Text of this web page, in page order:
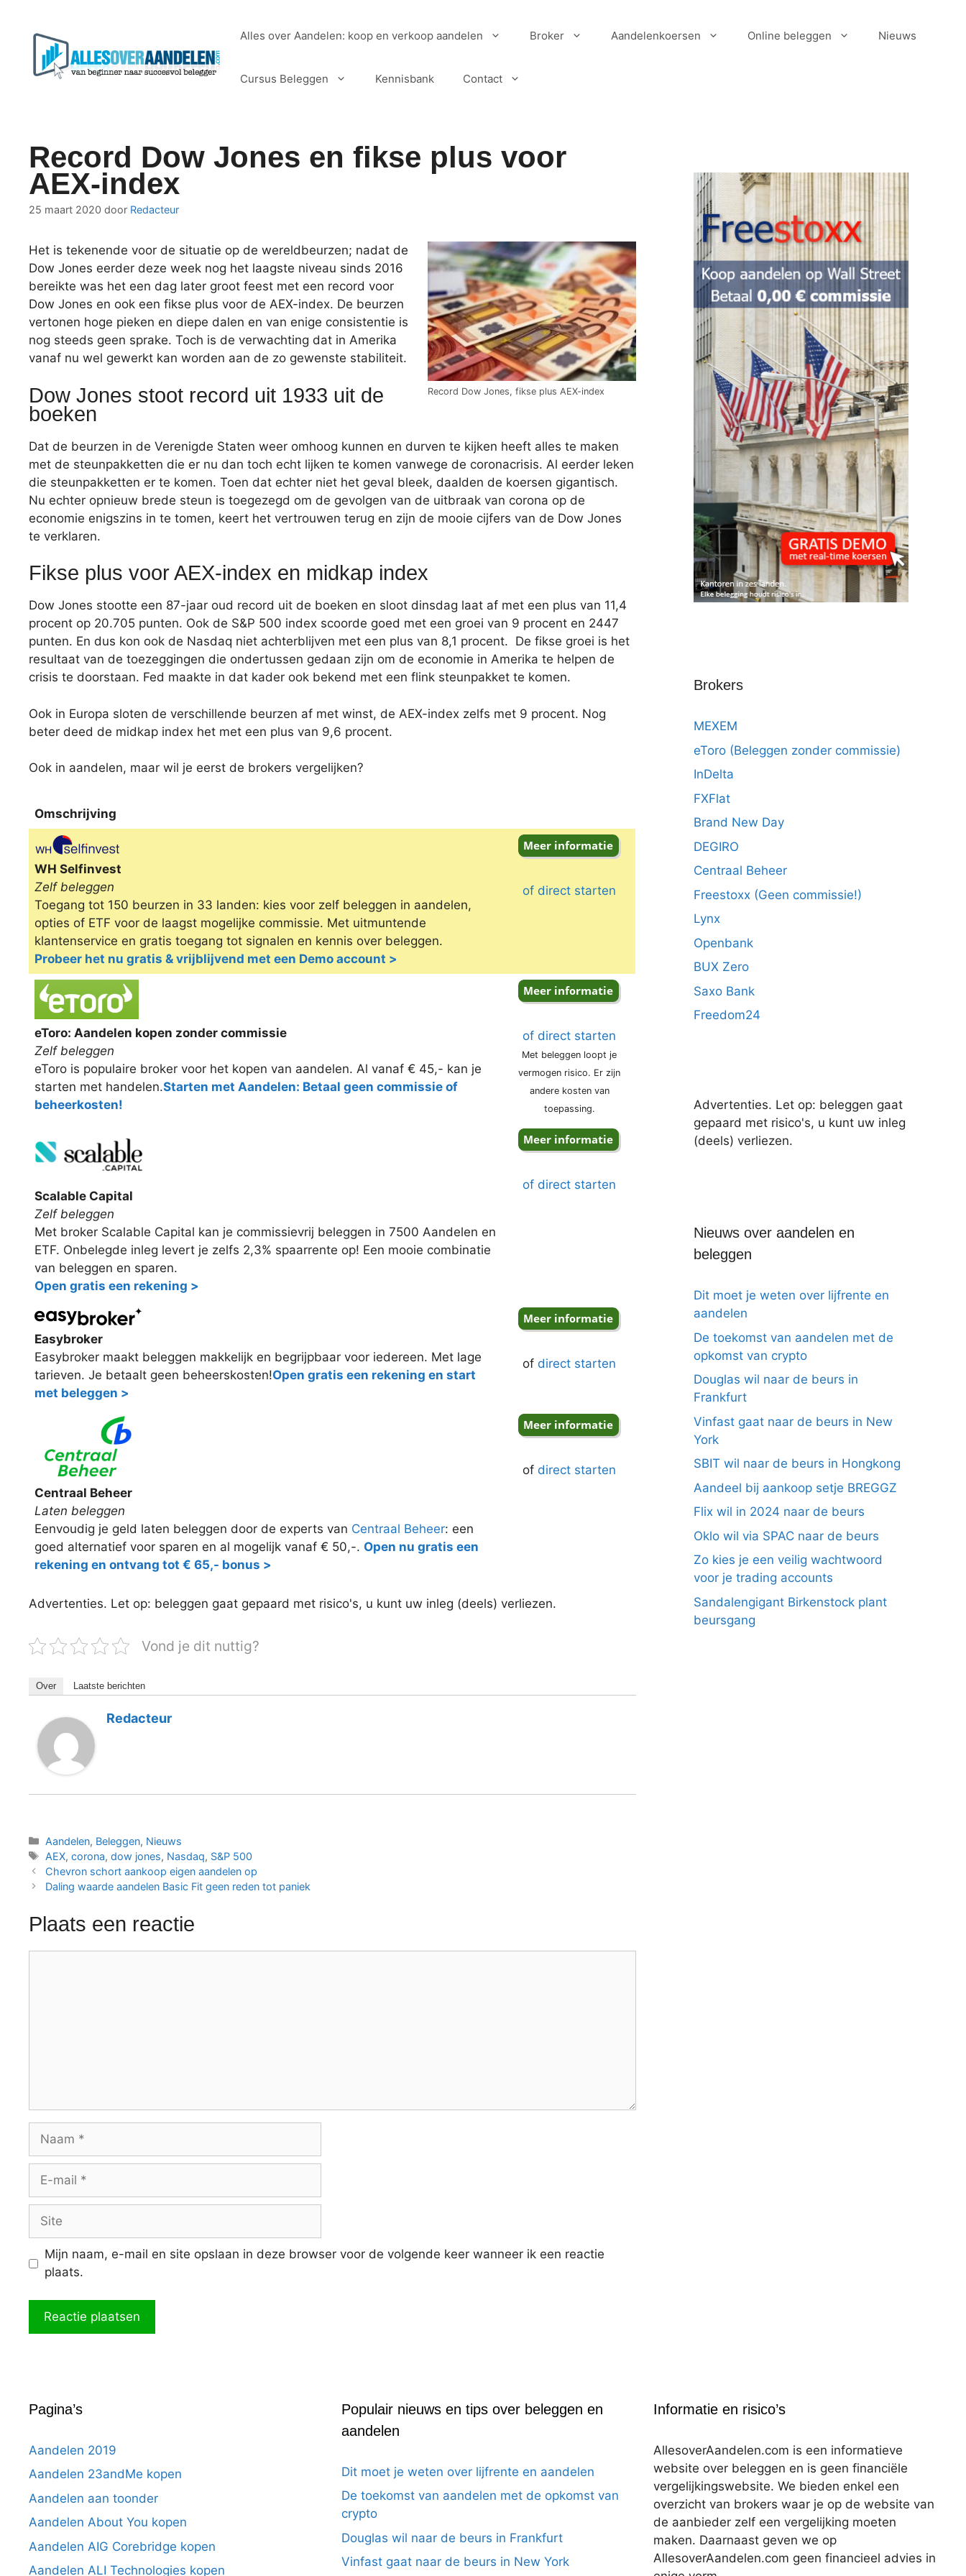
Alles over Aandelen: koop en verkoop aandelen Broker Aandelenkoersen Online beleggen Nieuws
Cursus Beleggen Kennisbank Contact
Record Dow Jones en fikse plus voor
AEX-index
25 maart 2020 door Redacteur
Record Dow Jones, fikse plus AEX-index
Het is tekenende voor de situatie op de wereldbeurzen; nadat de
Dow Jones eerder deze week nog het laagste niveau sinds 2016
bereikte was het een dag later groot feest met een record voor
Dow Jones en ook een fikse plus voor de AEX-index. De beurzen
vertonen hoge pieken en diepe dalen en van enige consistentie is
nog steeds geen sprake. Toch is de verwachting dat in Amerika
vanaf nu wel gewerkt kan worden aan de zo gewenste stabiliteit.
Dow Jones stoot record uit 1933 uit de
boeken
Dat de beurzen in de Verenigde Staten weer omhoog kunnen en durven te kijken heeft alles te maken
met de steunpakketten die er nu dan toch echt lijken te komen vanwege de coronacrisis. Al eerder leken
die steunpakketten er te komen. Toen dat echter niet het geval bleek, daalden de koersen gigantisch.
Nu echter opnieuw brede steun is toegezegd om de gevolgen van de uitbraak van corona op de
economie enigszins in te tomen, keert het vertrouwen terug en zijn de mooie cijfers van de Dow Jones
te verklaren.
Fikse plus voor AEX-index en midkap index
Dow Jones stootte een 87-jaar oud record uit de boeken en sloot dinsdag laat af met een plus van 11,4
procent op 20.705 punten. Ook de S&P 500 index scoorde goed met een groei van 9 procent en 2447
punten. En dus kon ook de Nasdaq niet achterblijven met een plus van 8,1 procent. De fikse groei is het
resultaat van de toezeggingen die ondertussen gedaan zijn om de economie in Amerika te helpen de
crisis te doorstaan. Fed maakte in dat kader ook bekend met een flink steunpakket te komen.
Ook in Europa sloten de verschillende beurzen af met winst, de AEX-index zelfs met 9 procent. Nog
beter deed de midkap index het met een plus van 9,6 procent.
Ook in aandelen, maar wil je eerst de brokers vergelijken?
Omschrijving
Omschrijving
WH Selfinvest
Zelf beleggen
Toegang tot 150 beurzen in 33 landen: kies voor zelf beleggen in aandelen,
opties of ETF voor de laagst mogelijke commissie. Met uitmuntende
klantenservice en gratis toegang tot signalen en kennis over beleggen.
Probeer het nu gratis & vrijblijvend met een Demo account >
of direct starten
eToro: Aandelen kopen zonder commissie
Zelf beleggen
eToro is populaire broker voor het kopen van aandelen. Al vanaf € 45,- kan je
starten met handelen.Starten met Aandelen: Betaal geen commissie of
beheerkosten!
of direct starten
Met beleggen loopt je
vermogen risico. Er zijn
andere kosten van
toepassing.
Scalable Capital
Zelf beleggen
Met broker Scalable Capital kan je commissievrij beleggen in 7500 Aandelen en
ETF. Onbelegde inleg levert je zelfs 2,3% spaarrente op! Een mooie combinatie
van beleggen en sparen.
Open gratis een rekening >
of direct starten
Easybroker
Easybroker maakt beleggen makkelijk en begrijpbaar voor iedereen. Met lage
tarieven. Je betaalt geen beheerskosten!Open gratis een rekening en start
met beleggen >
of direct starten
Centraal Beheer
Laten beleggen
Eenvoudig je geld laten beleggen door de experts van Centraal Beheer: een
goed alternatief voor sparen en al mogelijk vanaf € 50,-. Open nu gratis een
rekening en ontvang tot € 65,- bonus >
of direct starten
Advertenties. Let op: beleggen gaat gepaard met risico's, u kunt uw inleg (deels) verliezen.
Vond je dit nuttig?
Over Laatste berichten
Redacteur
Categorieën
Aandelen, Beleggen, Nieuws
Tags
AEX,corona,dow jones, Nasdaq, S&P 500
Chevron schort aankoop eigen aandelen op
Daling waarde aandelen Basic Fit geen reden tot paniek
Plaats een reactie
Naam
Site
Mijn naam, e-mail en site opslaan in deze browser voor de volgende keer wanneer ik een reactie
plaats.
Brokers
MEXEM
eToro (Beleggen zonder commissie)
InDelta
FXFlat
Brand New Day
DEGIRO
Centraal Beheer
Freestoxx (Geen commissie!)
Lynx
Openbank
BUX Zero
Saxo Bank
Freedom24
Advertenties. Let op: beleggen gaat
gepaard met risico's, u kunt uw inleg
(deels) verliezen.
Nieuws over aandelen en
beleggen
Dit moet je weten over lijfrente en
aandelen
De toekomst van aandelen met de
opkomst van crypto
Douglas wil naar de beurs in
Frankfurt
Vinfast gaat naar de beurs in New
York
SBIT wil naar de beurs in Hongkong
Aandeel bij aankoop setje BREGGZ
Flix wil in 2024 naar de beurs
Oklo wil via SPAC naar de beurs
Zo kies je een veilig wachtwoord
voor je trading accounts
Sandalengigant Birkenstock plant
beursgang
Pagina’s
Aandelen 2019
Aandelen 23andMe kopen
Aandelen aan toonder
Aandelen About You kopen
Aandelen AIG Corebridge kopen
Aandelen ALI Technologies kopen
Populair nieuws en tips over beleggen en
aandelen
Dit moet je weten over lijfrente en aandelen
De toekomst van aandelen met de opkomst van
crypto
Douglas wil naar de beurs in Frankfurt
Vinfast gaat naar de beurs in New York
Informatie en risico’s
AllesoverAandelen.com is een informatieve
website over beleggen en is geen financiële
vergelijkingswebsite. We bieden enkel een
overzicht van brokers waar je op de website van
de aanbieder zelf een vergelijking moeten
maken. Daarnaast geven we op
AllesoverAandelen.com geen financieel advies in